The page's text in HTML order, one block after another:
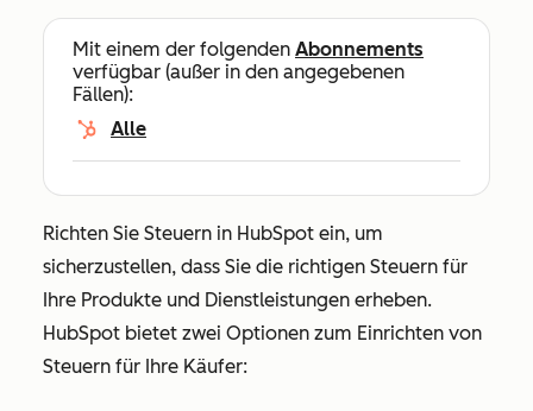
Mit einem der folgenden Abonnements
verfügbar (außer in den angegebenen
Fällen):
Alle
Richten Sie Steuern in HubSpot ein, um
sicherzustellen, dass Sie die richtigen Steuern für
Ihre Produkte und Dienstleistungen erheben.
HubSpot bietet zwei Optionen zum Einrichten von
Steuern für Ihre Käufer: